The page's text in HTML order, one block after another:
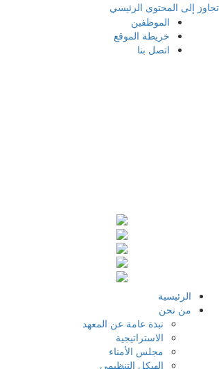
تجاوز إلى المحتوى الرئيسي
الموظفين
خريطة الموقع
اتصل بنا
الرئيسية
من نحن
نبذة عامة عن المعهد
الاستراتيجية
مجلس الأمناء
الهيكل التنظيمي